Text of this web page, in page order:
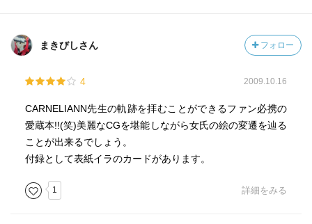
まきびしさん フォロー
4 2009.10.16
CARNELIANN先生の軌跡を拝むことができるファン必携の
愛蔵本!!(笑)美麗なCGを堪能しながら女氏の絵の変遷を辿る
ことが出来るでしょう。
付録として表紙イラのカードがあります。
1 詳細をみる